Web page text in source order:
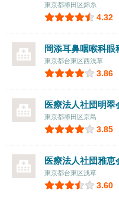
東京都墨田区錦糸
4.32
岡添耳鼻咽喉科眼
東京都台東区西浅草
3.86
医療法人社団明翠
東京都墨田区京島
3.85
医療法人社団雅
東京都台東区浅草
3.60